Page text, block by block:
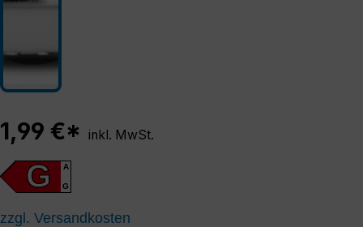
1,99 €* inkl. MwSt.
G A
G
zzgl. Versandkosten